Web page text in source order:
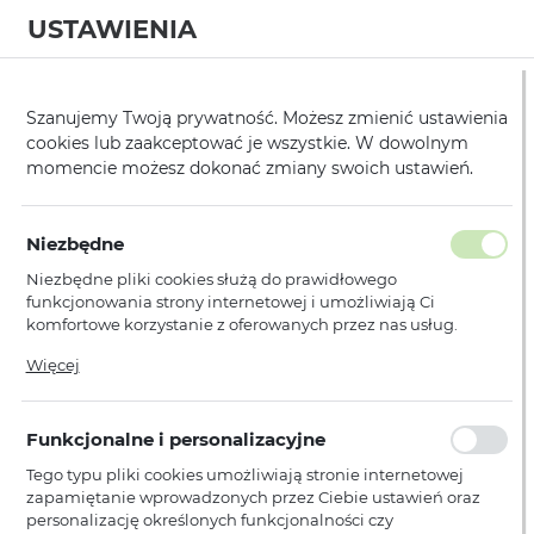
Strona główna / Producent / Mercedes
KATEGORIE SORTUJ
Mercedes
PŁATNOŚCI I DOSTAWA
USTAWIENIA
Szanujemy Twoją prywatność. Możesz zmienić ustawienia
cookies lub zaakceptować je wszystkie. W dowolnym
momencie możesz dokonać zmiany swoich ustawień.
Niezbędne
Niezbędne pliki cookies służą do prawidłowego
funkcjonowania strony internetowej i umożliwiają Ci
komfortowe korzystanie z oferowanych przez nas usług.
działania w celu m.in. dostosowania Twoich ustawień
preferencji prywatności, logowania czy wypełniania
formularzy. Dzięki plikom cookies strona, z której korzystasz,
może działać bez zakłóceń.
Więcej
Funkcjonalne i personalizacyjne
Tego typu pliki cookies umożliwiają stronie internetowej
zapamiętanie wprowadzonych przez Ciebie ustawień oraz
personalizację określonych funkcjonalności czy